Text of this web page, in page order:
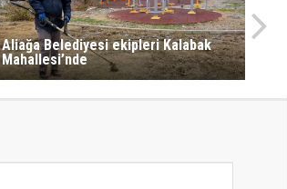
Aliağa Belediyesi ekipleri Kalabak
Mahallesi’nde